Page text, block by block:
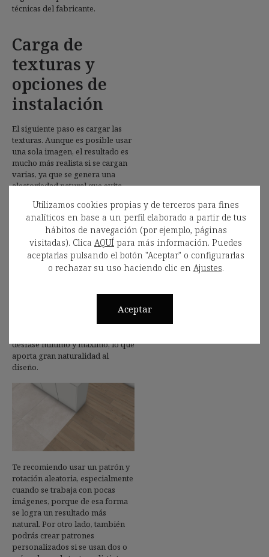
técnicas del fabricante.
Carga de
texturas y
opciones de
instalación
El siguiente paso es cargar las
texturas. Aunque es posible usar
una sola imagen, el resultado es
mucho más realista si se cargan
varias, ya que se genera una
aleatoriedad natural que evita
A continuación, se define el tipo
de instalación, pudiendo elegir
entre: Lineal, escalonado,
intercalado y aleatorio. En las 3
últimas opciones Floor Design te
la función que me ha parecido
más interesante es la aleatoria,
desfase mínimo y máximo, lo que
aporta gran naturalidad al
diseño.
Te recomiendo usar un patrón y
rotación aleatoria, especialmente
cuando se trabaja con pocas
imágenes, porque de esa forma
se logra un resultado más
natural. Por otro lado, también
podrás crear patrones
personalizados si se usan dos o
Utilizamos cookies propias y de terceros para fines
analíticos en base a un perfil elaborado a partir de tus
hábitos de navegación (por ejemplo, páginas
visitadas). Clica AQUÍ para más información. Puedes
aceptarlas pulsando el botón "Aceptar" o configurarlas
o rechazar su uso haciendo clic en Ajustes.
Aceptar